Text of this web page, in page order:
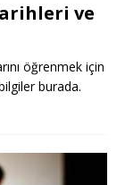
ve
öğrenmek için
burada.